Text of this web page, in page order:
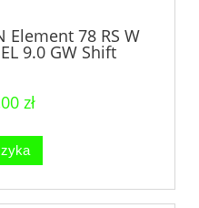
Element 78 RS W
9.0 GW Shift
zł